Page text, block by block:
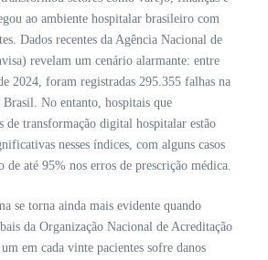
ao ambiente hospitalar brasileiro com
Dados recentes da Agência Nacional de
revelam um cenário alarmante: entre
2024, foram registradas 295.355 falhas na
Brasil. No entanto, hospitais que
de transformação digital hospitalar estão
nesses índices, com alguns casos
de até 95% nos erros de prescrição médica.
se torna ainda mais evidente quando
da Organização Nacional de Acreditação
em cada vinte pacientes sofre danos